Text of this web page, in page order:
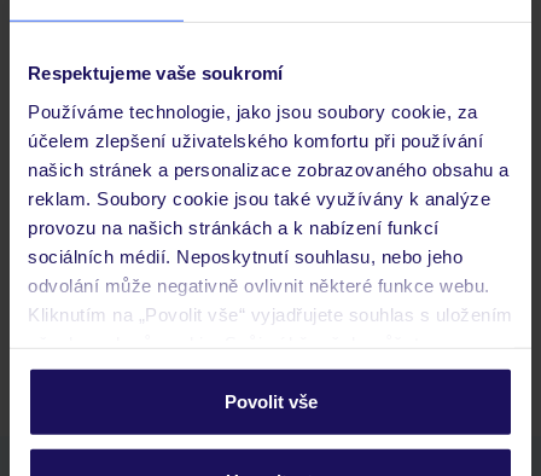
Respektujeme vaše soukromí
Používáme technologie, jako jsou soubory cookie, za
účelem zlepšení uživatelského komfortu při používání
našich stránek a personalizace zobrazovaného obsahu a
reklam. Soubory cookie jsou také využívány k analýze
provozu na našich stránkách a k nabízení funkcí
sociálních médií. Neposkytnutí souhlasu, nebo jeho
odvolání může negativně ovlivnit některé funkce webu.
Kliknutím na „Povolit vše“ vyjadřujete souhlas s uložením
personalizovat v sekci „Personalizace“.
Podrobné informace o souborech cookie naleznete v
Povolit vše
Důležité informace
Často kladené otázky
Jaké doklady jsou potřebné při cestování?
Budeme ubytováni ihned po příjezdu do hotelu?
Kam jít po přistání a vyzvednutí zavazadel?
Zobrazit další